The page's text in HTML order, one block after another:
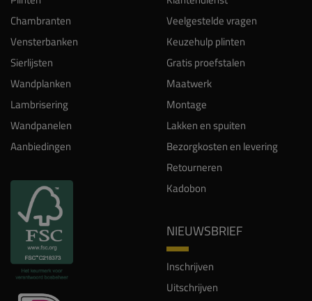
Chambranten
Vensterbanken
Sierlijsten
Wandplanken
Lambrisering
Wandpanelen
Aanbiedingen
Veelgestelde vragen
Keuzehulp plinten
Gratis proefstalen
Maatwerk
Montage
Lakken en spuiten
Bezorgkosten en levering
Retourneren
Kadobon
NIEUWSBRIEF
Inschrijven
Uitschrijven